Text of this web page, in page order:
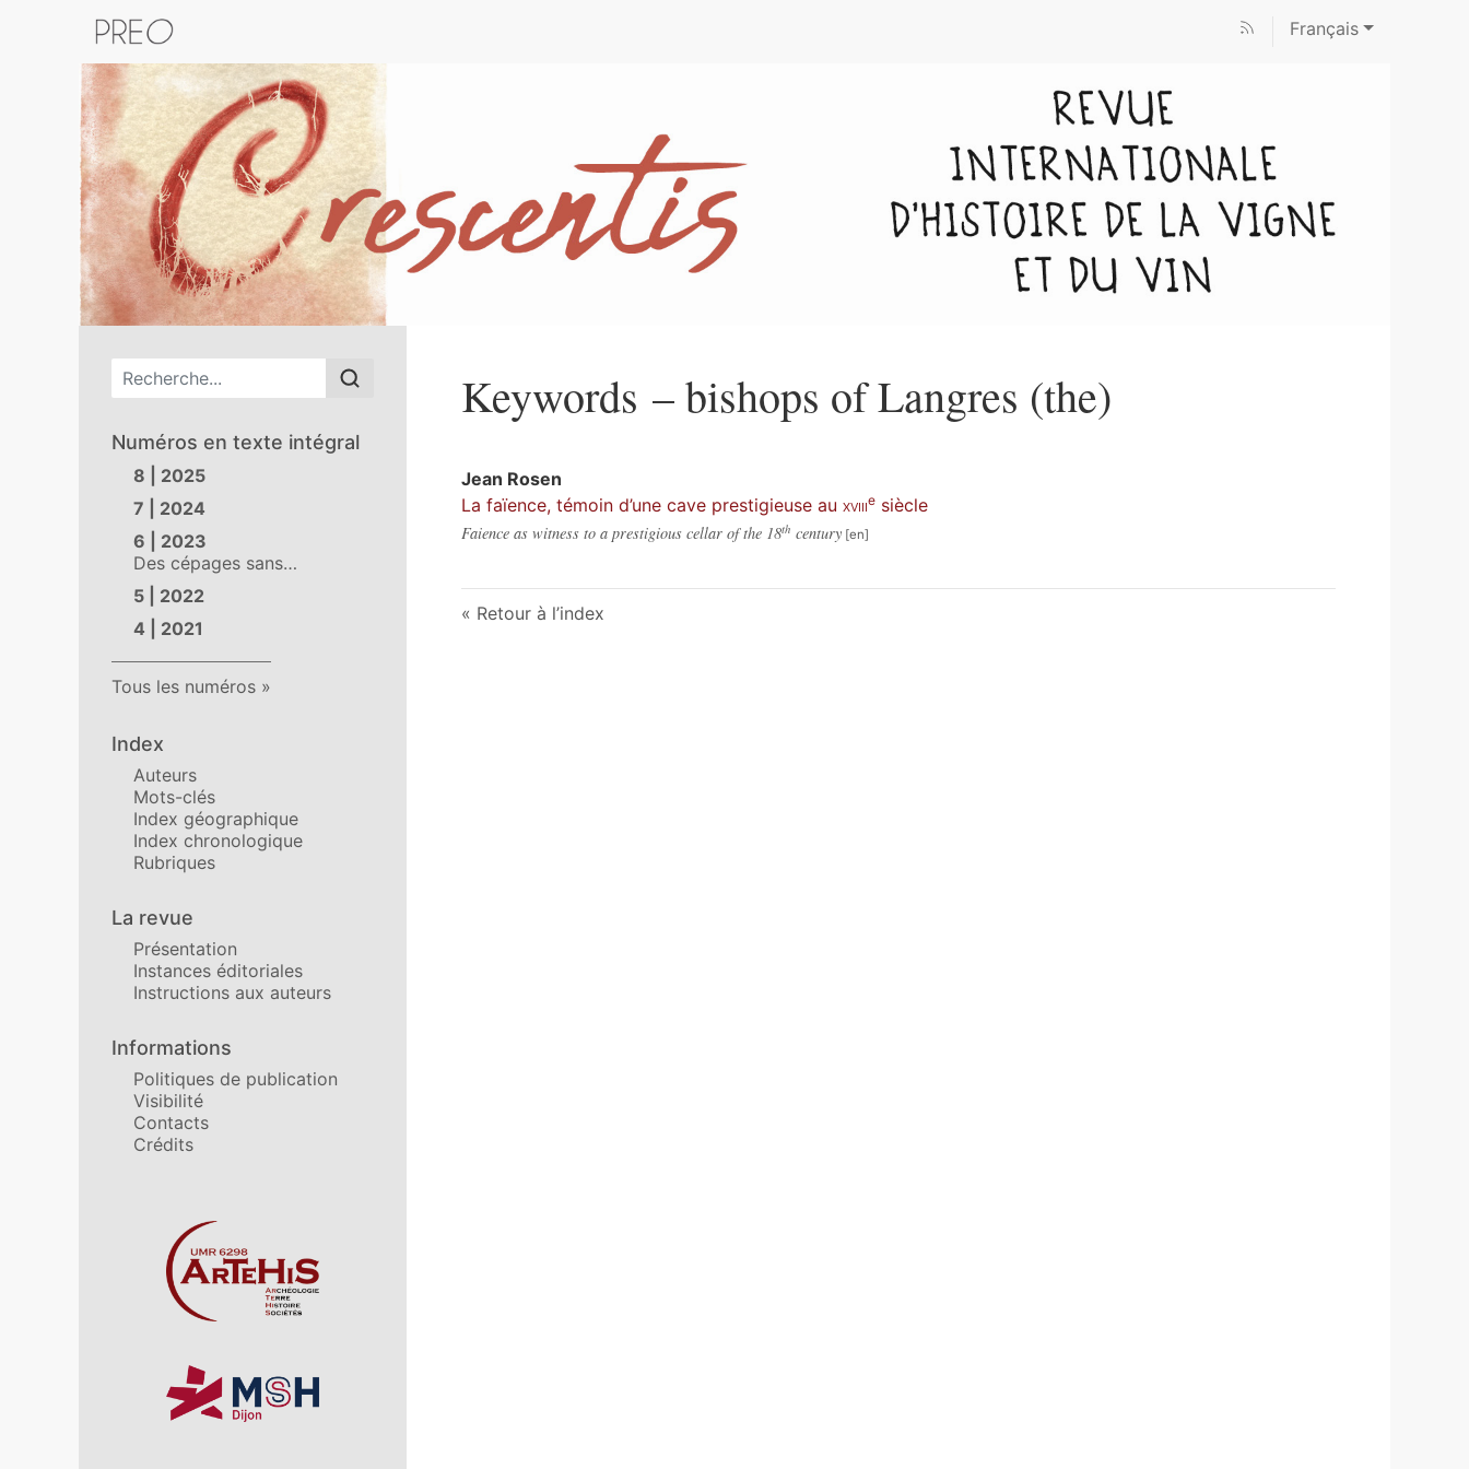
Français
Menu principal
Numéros en texte intégral
8 | 2025
7 | 2024
6 | 2023
Des cépages sans…
5 | 2022
4 | 2021
Tous les numéros
Index
Auteurs
Mots-clés
Index géographique
Index chronologique
Rubriques
La revue
Présentation
Instances éditoriales
Instructions aux auteurs
Informations
Politiques de publication
Visibilité
Contacts
Crédits
Affiliations/partenaires
Keywords – bishops of Langres (the)
Jean Rosen
La faïence, témoin d’une cave prestigieuse au xviiie siècle
Faience as witness to a prestigious cellar of the 18th century
Retour à l’index